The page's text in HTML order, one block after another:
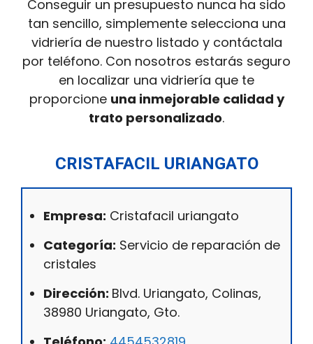
Conseguir un presupuesto nunca ha sido
tan sencillo, simplemente selecciona una
vidriería de nuestro listado y contáctala
por teléfono. Con nosotros estarás seguro
en localizar una vidriería que te
proporcione una inmejorable calidad y
trato personalizado.
CRISTAFACIL URIANGATO
Empresa: Cristafacil uriangato
Categoría: Servicio de reparación de
cristales
Dirección: Blvd. Uriangato, Colinas,
38980 Uriangato, Gto.